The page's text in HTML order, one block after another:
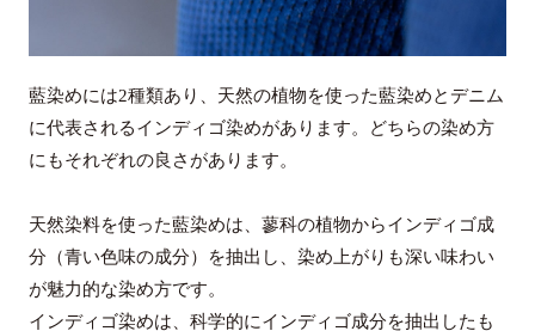
藍染めには2種類あり、天然の植物を使った藍染めとデニム
に代表されるインディゴ染めがあります。どちらの染め方
にもそれぞれの良さがあります。
天然染料を使った藍染めは、蓼科の植物からインディゴ成
分（青い色味の成分）を抽出し、染め上がりも深い味わい
が魅力的な染め方です。
インディゴ染めは、科学的にインディゴ成分を抽出したも